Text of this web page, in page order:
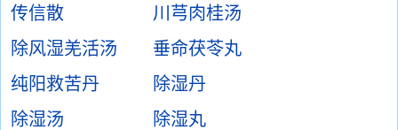
传信散
川芎肉桂汤
除风湿羌活汤
垂命茯苓丸
纯阳救苦丹
除湿丹
除湿汤
除湿丸